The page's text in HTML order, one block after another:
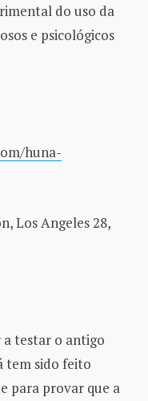
do uso da
e psicológicos
huna-
Los Angeles 28,
a testar o antigo
tem sido feito
para provar que a